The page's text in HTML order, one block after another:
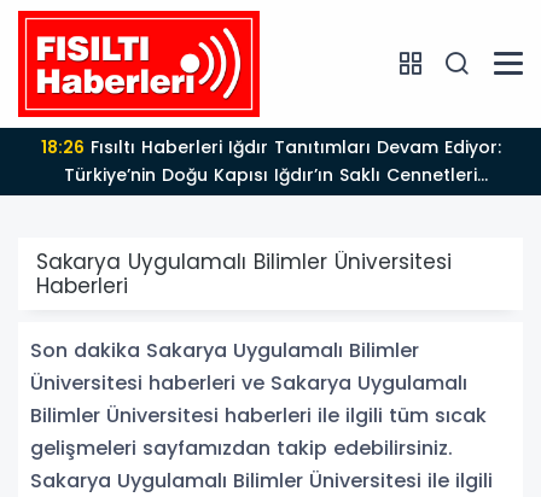
17:47 Türk Tiyatrosu ve Edebiyatı Büyük Bir Değerini
Kaybetti: Bilgesu Erenus’u Son Yolculuğuna Uğurluyoruz
Sakarya Uygulamalı Bilimler Üniversitesi
Haberleri
Son dakika Sakarya Uygulamalı Bilimler
Üniversitesi haberleri ve Sakarya Uygulamalı
Bilimler Üniversitesi haberleri ile ilgili tüm sıcak
gelişmeleri sayfamızdan takip edebilirsiniz.
Sakarya Uygulamalı Bilimler Üniversitesi ile ilgili